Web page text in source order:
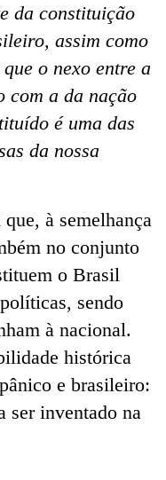
da constituição
assim como
o nexo entre a
com a da nação
é uma das
da nossa
à semelhança
no conjunto
o Brasil
sendo
à nacional.
histórica
e brasileiro:
ser inventado na